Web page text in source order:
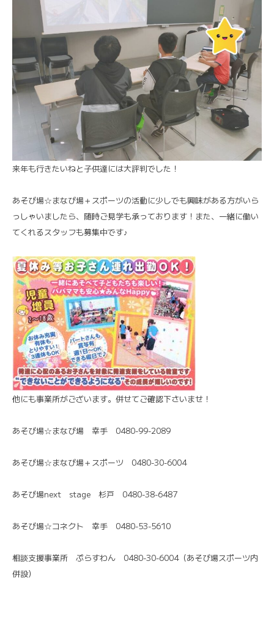
来年も行きたいねと子供達には大評判でした！
あそび場☆まなび場＋スポーツの活動に少しでも興味がある方がいら
っしゃいましたら、随時ご見学も承っております！また、一緒に働い
てくれるスタッフも募集中です♪
他にも事業所がございます。併せてご確認下さいませ！
あそび場☆まなび場 幸手 0480-99-2089
あそび場☆まなび場＋スポーツ 0480-30-6004
あそび場next stage 杉戸 0480-38-6487
あそび場☆コネクト 幸手 0480-53-5610
相談支援事業所 ぷらすわん 0480-30-6004（あそび場スポーツ内
併設）